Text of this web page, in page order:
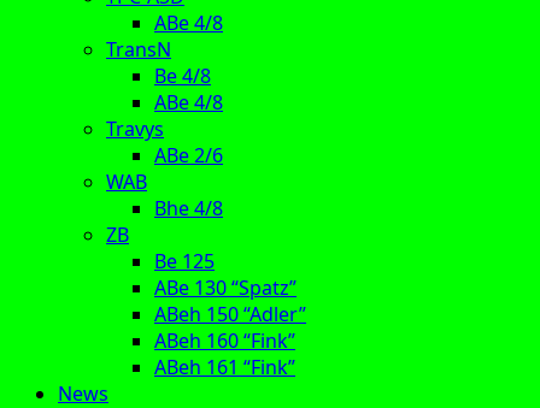
ABe 4/8
TransN
Be 4/8
ABe 4/8
Travys
ABe 2/6
WAB
Bhe 4/8
ZB
Be 125
ABe 130 “Spatz”
ABeh 150 “Adler”
ABeh 160 “Fink”
ABeh 161 “Fink”
News